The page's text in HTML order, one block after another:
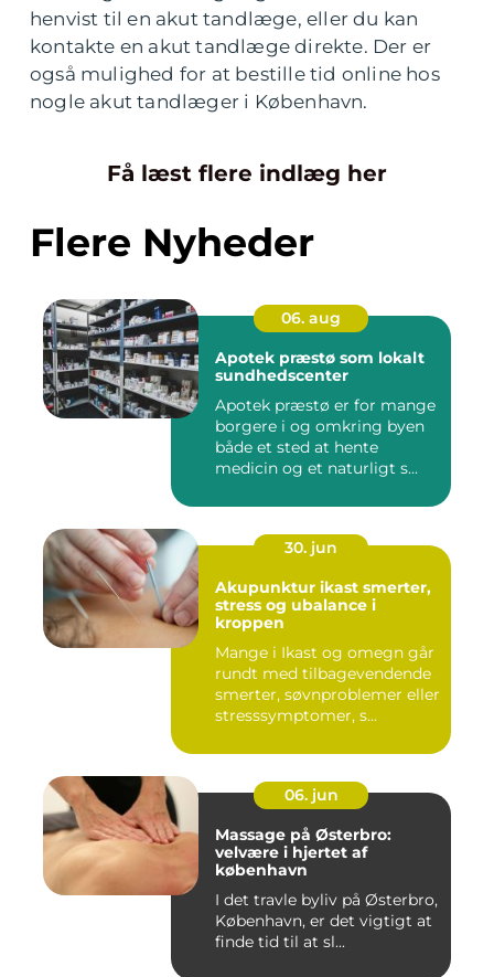
henvist til en akut tandlæge, eller du kan
kontakte en akut tandlæge direkte. Der er
også mulighed for at bestille tid online hos
nogle akut tandlæger i København.
Få læst flere indlæg her
Flere Nyheder
06. aug
Apotek præstø som lokalt
sundhedscenter
Apotek præstø er for mange
borgere i og omkring byen
både et sted at hente
medicin og et naturligt s...
30. jun
Akupunktur ikast smerter,
stress og ubalance i
kroppen
Mange i Ikast og omegn går
rundt med tilbagevendende
smerter, søvnproblemer eller
stresssymptomer, s...
06. jun
Massage på Østerbro:
velvære i hjertet af
københavn
I det travle byliv på Østerbro,
København, er det vigtigt at
finde tid til at sl...